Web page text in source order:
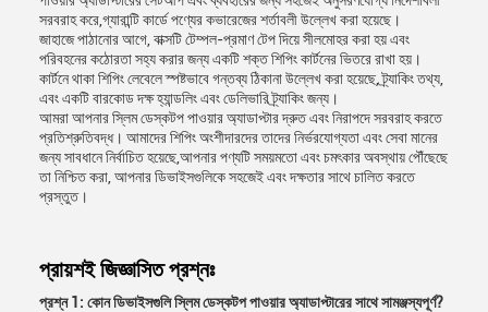
সরবরাহ করে,গ্যারান্টি কার্ডে পণ্যের কভারেজের শর্তাবলী উল্লেখ করা হয়েছে।
জাহাজে পাঠানোর আগে, বাক্সটি টেম্পল-প্রমাণ টেপ দিয়ে সীলমোহর করা হয় এবং
পরিবহনের কঠোরতা সহ্য করার জন্য একটি শক্ত শিপিং কার্টনের ভিতরে রাখা হয়।
কার্টনে থাকা শিপিং লেবেলে স্পষ্টভাবে গন্তব্য ঠিকানা উল্লেখ করা হয়েছে, ট্র্যাকিং তথ্য,
এবং একটি বারকোড দক্ষ হ্যান্ডলিং এবং ডেলিভারি ট্র্যাকিং জন্য।
আমরা আপনার স্লিম ডেস্কটপ পাওয়ার অ্যাডাপ্টার দ্রুত এবং নিরাপদে সরবরাহ করতে
প্রতিশ্রুতিবদ্ধ। আমাদের শিপিং অংশীদারদের তাদের নির্ভরযোগ্যতা এবং সেবা মানের
জন্য সাবধানে নির্বাচিত হয়েছে,আপনার পণ্যটি সময়মতো এবং চমৎকার অবস্থায় পৌঁছেছে
তা নিশ্চিত করা, আপনার ডিভাইসগুলিকে সহজেই এবং দক্ষতার সাথে চালিত করতে
প্রস্তুত।
প্রায়শই জিজ্ঞাসিত প্রশ্নঃ
প্রশ্ন 1: কোন ডিভাইসগুলি স্লিম ডেস্কটপ পাওয়ার অ্যাডাপ্টারের সাথে সামঞ্জস্যপূর্ণ?